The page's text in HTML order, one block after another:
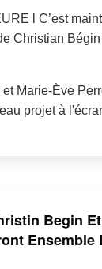
l C’est
Christian
Marie-Ève
projet à
Begin
Ensemble